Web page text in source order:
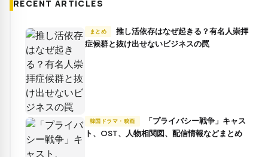
RECENT ARTICLES
まとめ
推し活依存はなぜ起きる？有名人崇拝
症候群と抜け出せないビジネスの罠
韓国ドラマ・映画
ト、OST、人物相関図、配信情報などまとめ